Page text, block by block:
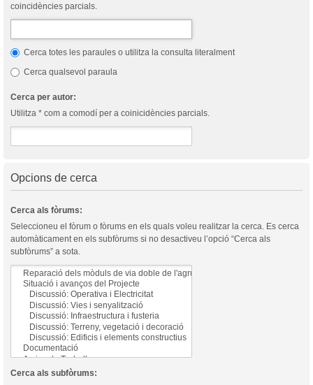
coincidències parcials.
Cerca totes les paraules o utilitza la consulta literalment
Cerca qualsevol paraula
Cerca per autor:
Utilitza * com a comodí per a coinicidències parcials.
Opcions de cerca
Cerca als fòrums:
Seleccioneu el fòrum o fòrums en els quals voleu realitzar la cerca. Es cerca
automàticament en els subfòrums si no desactiveu l’opció “Cerca als
subfòrums” a sota.
Cerca als subfòrums: